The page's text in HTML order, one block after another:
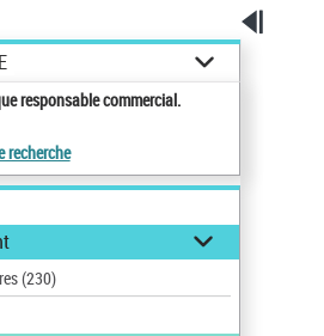
responsable commercial.
recherche
(230)